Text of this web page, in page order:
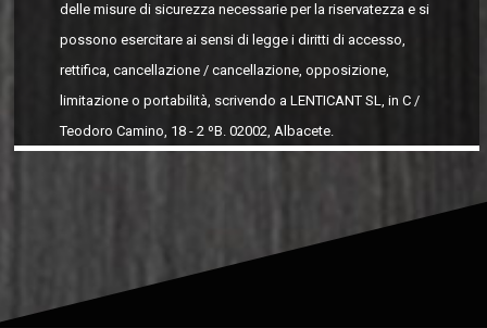
delle misure di sicurezza necessarie per la riservatezza e si
possono esercitare ai sensi di legge i diritti di accesso,
rettifica, cancellazione / cancellazione, opposizione,
limitazione o portabilità, scrivendo a LENTICANT SL, in C /
Teodoro Camino, 18 - 2 ºB. 02002, Albacete.